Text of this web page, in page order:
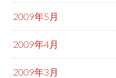
2009年5月
2009年4月
2009年3月